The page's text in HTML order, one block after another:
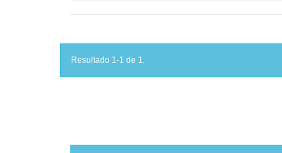
Resultado 1-1 de 1.